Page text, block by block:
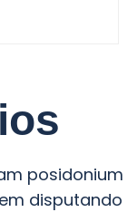
posidonium
disputando